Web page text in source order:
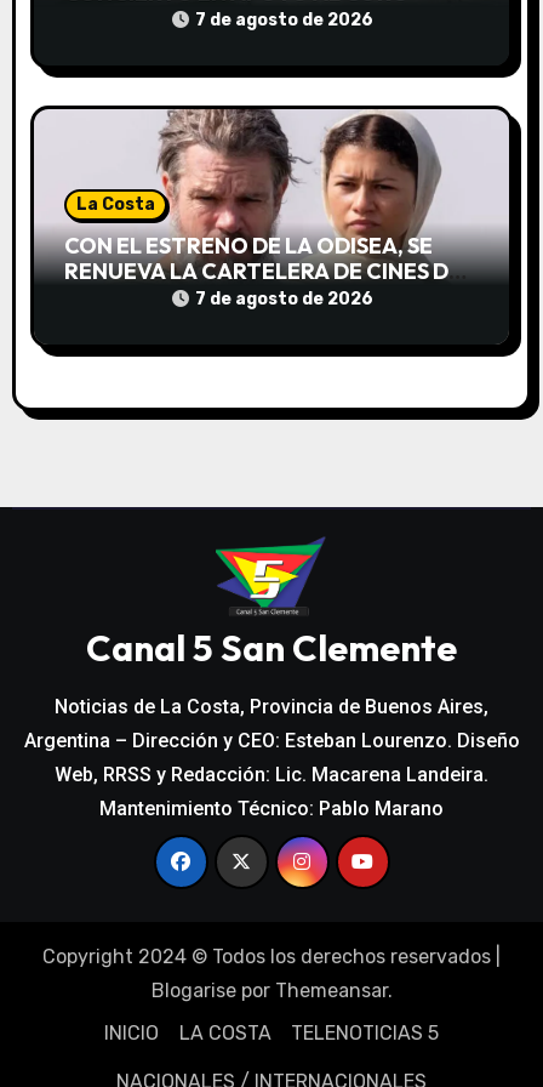
NACIONAL DE NIÑOS7 de agosto de 2026
La Costa
CON EL ESTRENO DE LA ODISEA, SE
RENUEVA LA CARTELERA DE CINES DE
7 de agosto de 2026
Canal 5 San Clemente
Noticias de La Costa, Provincia de Buenos Aires,
Argentina – Dirección y CEO: Esteban Lourenzo. Diseño
Web, RRSS y Redacción: Lic. Macarena Landeira.
Mantenimiento Técnico: Pablo Marano
Copyright 2024 © Todos los derechos reservados
Blogarisepor Themeansar.
INICIO
LA COSTA TELENOTICIAS 5
NACIONALES / INTERNACIONALES